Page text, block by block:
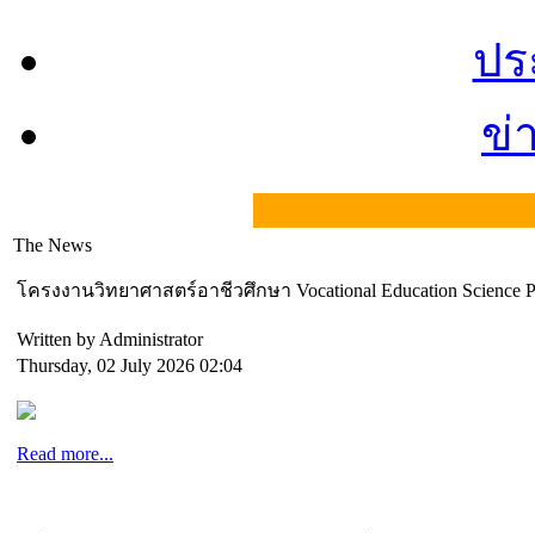
ป
ข่
The News
โครงงานวิทยาศาสตร์อาชีวศึกษา Vocational Education Science
Written by Administrator
Thursday, 02 July 2026 02:04
Read more...